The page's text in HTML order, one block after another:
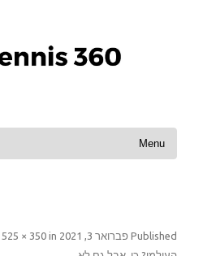
Skip to content
Published פברואר 3, 2021 525 × 350 in